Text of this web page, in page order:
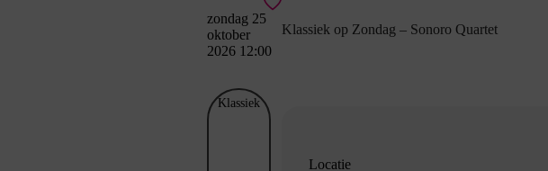
zondag 25
oktober
2026 12:00
Klassiek op Zondag – Sonoro Quartet
Klassiek
Locatie